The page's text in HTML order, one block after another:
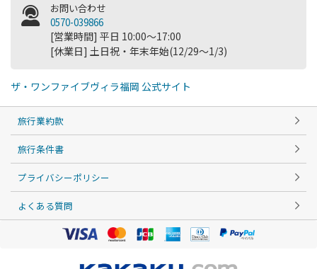
お問い合わせ
0570-039866
[営業時間] 平日 10:00～17:00
[休業日] 土日祝・年末年始(12/29～1/3)
ザ・ワンファイブヴィラ福岡 公式サイト
旅行業約款
旅行条件書
プライバシーポリシー
よくある質問